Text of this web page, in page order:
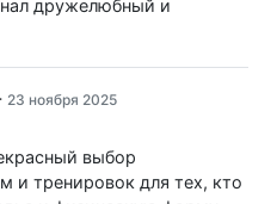
дружелюбный и
23 ноября 2025
выбор
и тренировок для тех, кто